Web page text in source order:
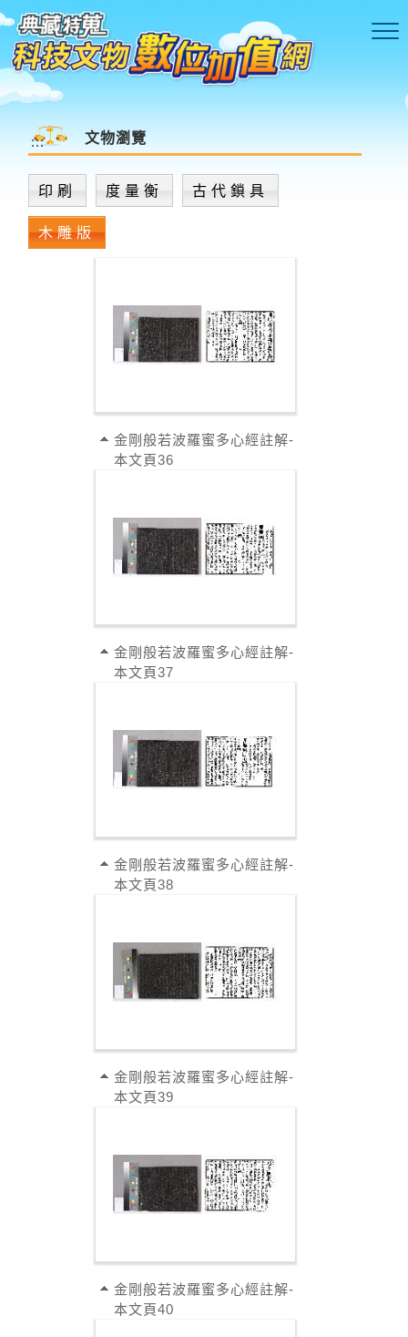
跳到主要內容區塊
::: 文物瀏覽
印刷 度量衡 古代鎖具
木雕版
金剛般若波羅蜜多心經註解-
本文頁36
金剛般若波羅蜜多心經註解-
本文頁37
金剛般若波羅蜜多心經註解-
本文頁38
金剛般若波羅蜜多心經註解-
本文頁39
金剛般若波羅蜜多心經註解-
本文頁40